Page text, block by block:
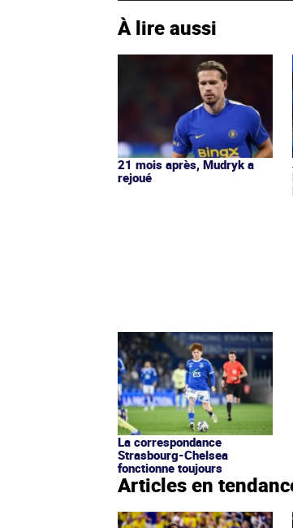
À lire aussi
21 mois après, Mudryk a
rejoué
La correspondance
Strasbourg-Chelsea
fonctionne toujours
Articles en